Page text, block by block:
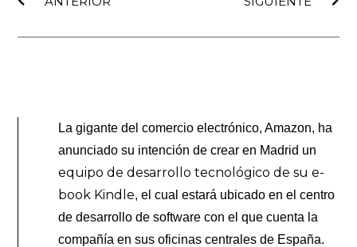
La gigante del comercio electrónico, Amazon, ha
anunciado su intención de crear en Madrid un
equipo de desarrollo tecnológico de su e-
book Kindle, el cual estará ubicado en el centro
de desarrollo de software con el que cuenta la
compañía en sus oficinas centrales de España.